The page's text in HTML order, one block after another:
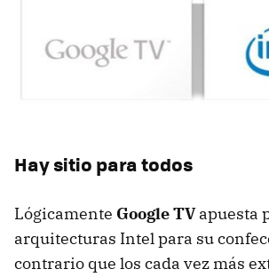
Hay sitio para todos
Lógicamente Google TVapuesta
arquitecturas Intel para su
contrario que los cada vez más